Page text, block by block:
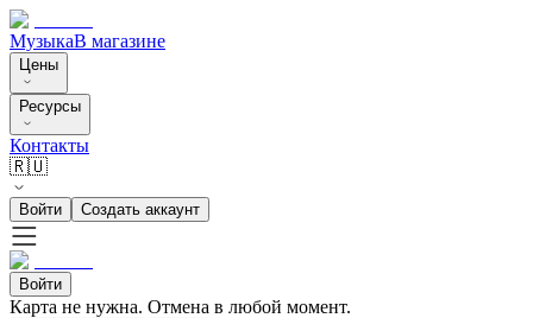
МузыкаВ магазине
Цены
Ресурсы
Контакты
🇷🇺
Войти Создать аккаунт
Войти
Карта не нужна. Отмена в любой момент.